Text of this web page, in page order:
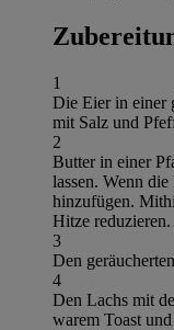
1
Die Eier in einer
mit Salz und
2
Butter in einer
lassen. Wenn
hinzufügen.
Hitze reduzieren.
3
Den
4
Den Lachs mit
warem Toast